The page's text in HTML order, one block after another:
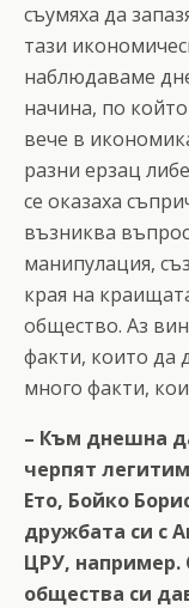
съумяха да
тази
наблюдаваме
начина, по
вече в
разни ерзац
се оказаха
възниква
манипулация,
края на
общество. Аз
факти, които да
много факти,
– Към днешна
черпят
Ето, Бойко
дружбата си с
ЦРУ, например.
общества си